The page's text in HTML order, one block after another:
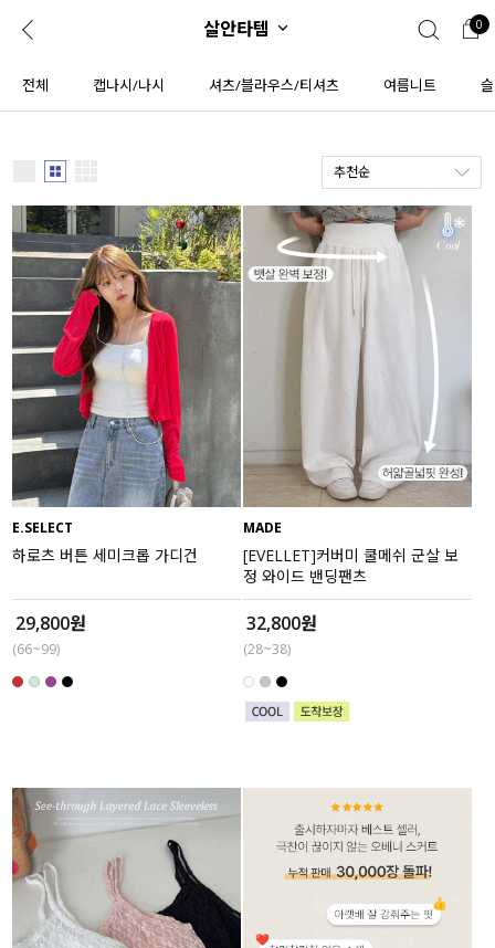
로그인 0
ENG
JP
회원혜택 입
CATEGORY COMMUNITY
도착보장⚡
인플루언서 pick!
신상 5%
베스트
MADE
세트할인 ~30%
살안타템
110사이즈
티셔츠
팬츠
셔츠
원피스
ALL
니트
블라우스
원피스
팬츠
스커트
언더웨어
ACC
살안타템 0
전체 캡나시/나시 셔츠/블라우스/티셔츠 여름니트
추천순
E.SELECT
하로츠 버튼 세미크롭 가디건
29,800원
(66~99)
MADE
[EVELLET]커버미 쿨메쉬 군살 보
정 와이드 밴딩팬츠
32,800원
(28~38)